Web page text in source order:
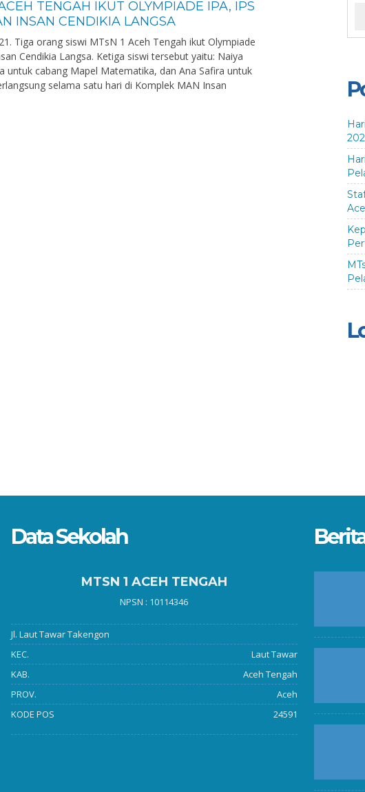
TENGAH IKUT OLYMPIADE IPA, IPS
INSAN CENDIKIA LANGSA
Tiga orang siswi MTsN 1 Aceh Tengah ikut Olympiade
Cendikia Langsa. Ketiga siswi tersebut yaitu: Naiya
untuk cabang Mapel Matematika, dan Ana Safira untuk
selama satu hari di Komplek MAN Insan
Data Sekolah
MTSN 1 ACEH TENGAH
NPSN : 10114346
Jl. Laut Tawar Takengon
KEC.
Laut Tawar
KAB.
Aceh Tengah
PROV.
Aceh
KODE POS
24591